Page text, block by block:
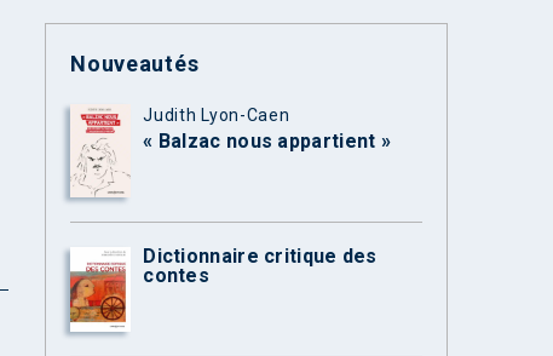
Nouveautés
Judith Lyon-Caen
« Balzac nous appartient »
Dictionnaire critique des
contes